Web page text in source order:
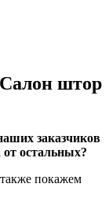
штор
заказчиков
остальных?
покажем